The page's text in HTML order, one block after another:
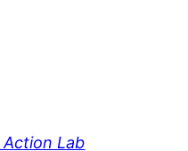
Action Lab